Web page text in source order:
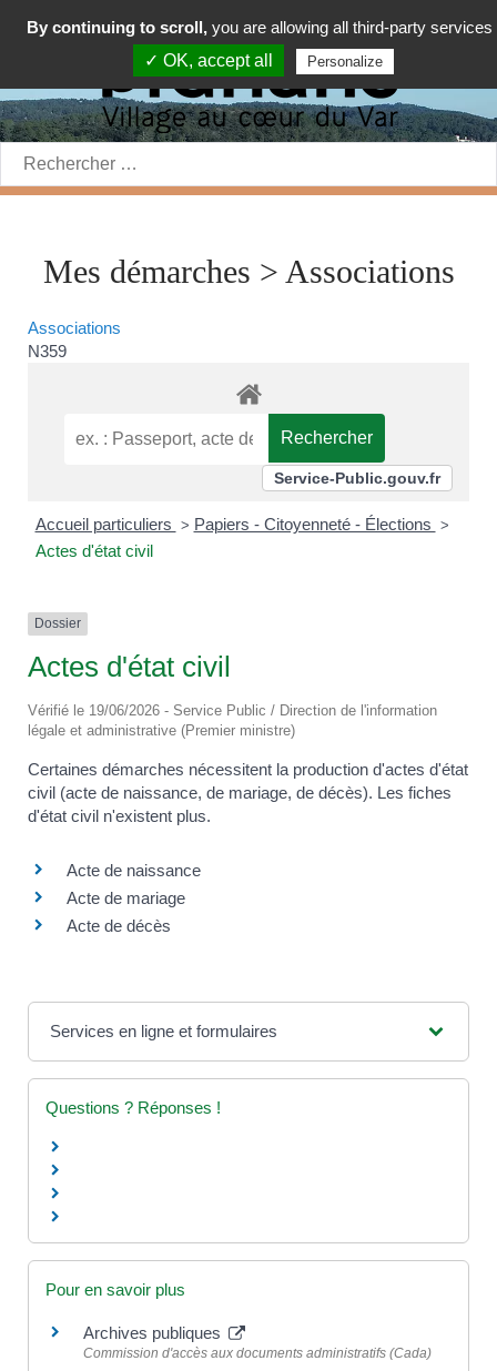
Rechercher:
Mes démarches > Associations
Associations
N359
Service-Public.gouv.fr
Accueil particuliers > Papiers - Citoyenneté - Élections >
Actes d'état civil
Dossier
Actes d'état civil
Vérifié le 19/06/2026 - Service Public / Direction de l'information
légale et administrative (Premier ministre)
Certaines démarches nécessitent la production d'actes d'état
civil (acte de naissance, de mariage, de décès). Les fiches
d'état civil n'existent plus.
Acte de naissance
Acte de mariage
Acte de décès
Services en ligne et formulaires
Questions ? Réponses !
Pour en savoir plus
Archives publiques
Commission d'accès aux documents administratifs (Cada)
By continuing to scroll, you are allowing all third-party services
✓ OK, accept all
Personalize